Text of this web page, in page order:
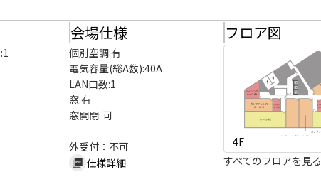
:1
会場仕様
個別空調:有
電気容量(総A数):40A
LAN口数:1
窓:有
窓開閉: 可
外受付：不可
仕様詳細
フロア図
4F
すべてのフロアを見る